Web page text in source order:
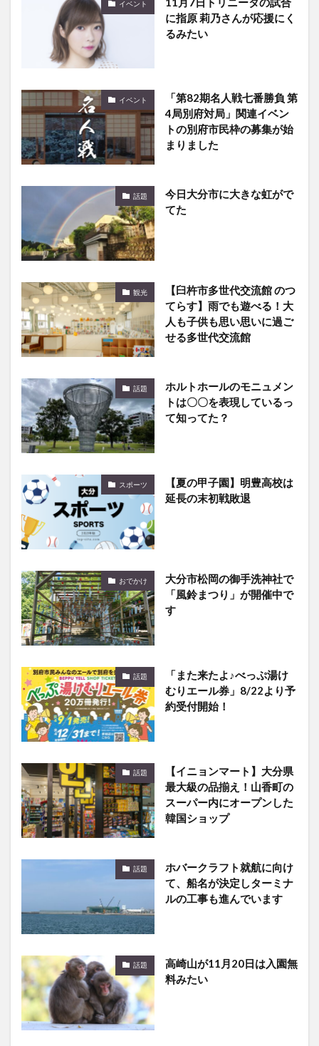
イベント
に指原 莉乃さんが応援にく
るみたい
イベント
「第82期名人戦七番勝負 第
4局別府対局」関連イベン
トの別府市民枠の募集が始
まりました
話題
今日大分市に大きな虹がで
てた
観光
【臼杵市多世代交流館 のつ
てらす】雨でも遊べる！大
人も子供も思い思いに過ご
せる多世代交流館
話題
ホルトホールのモニュメン
トは〇〇を表現しているっ
て知ってた？
スポーツ
【夏の甲子園】明豊高校は
延長の末初戦敗退
おでかけ
大分市松岡の御手洗神社で
「風鈴まつり」が開催中で
す
話題
「また来たよ♪べっぷ湯け
むりエール券」8/22より予
約受付開始！
話題
【イニョンマート】大分県
最大級の品揃え！山香町の
スーパー内にオープンした
韓国ショップ
話題
ホバークラフト就航に向け
て、船名が決定しターミナ
ルの工事も進んでいます
話題
高崎山が11月20日は入園無
料みたい